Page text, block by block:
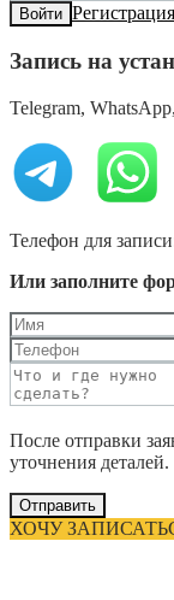
Войти Регистрация
Запись на
Telegram,
Телефон для
Или заполните
После отправки
уточнения деталей.
Отправить
ХОЧУ